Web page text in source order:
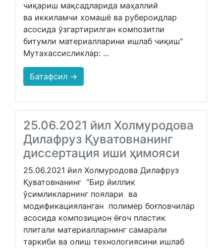
чиқариш мақсадларида маҳаллий
ва иккиламчи хомашё ва рубероидлар
асосида ўзгартирилган композитли
битумли материалларини ишлаб чиқиш"
Мутахассисликлар: ...
Батафсил →
25.06.2021 йил Холмуродова
Дилафруз Қуватовнанинг
диссертация иши ҳимояси
25.06.2021 йил Холмуродова Дилафруз
Қуватовнанинг “Бир йиллик
ўсимликларнинг поялари ва
модификацияланган полимер боғловчилар
асосида композицион ёғоч пластик
плитали материалларнинг самарали
таркиби ва олиш технологиясини ишлаб